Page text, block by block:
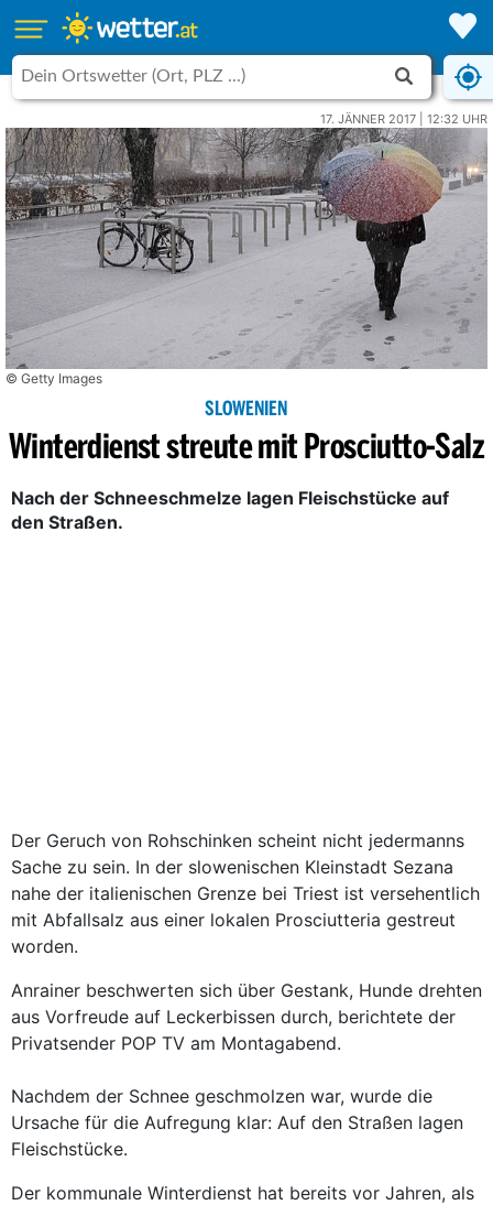
17. JÄNNER 2017 | 12:32 UHR
© Getty Images
SLOWENIEN
Winterdienst streute mit Prosciutto-Salz
Nach der Schneeschmelze lagen Fleischstücke auf
den Straßen.
Der Geruch von Rohschinken scheint nicht jedermanns
Sache zu sein. In der slowenischen Kleinstadt Sezana
nahe der italienischen Grenze bei Triest ist versehentlich
mit Abfallsalz aus einer lokalen Prosciutteria gestreut
worden.
Anrainer beschwerten sich über Gestank, Hunde drehten
aus Vorfreude auf Leckerbissen durch, berichtete der
Privatsender POP TV am Montagabend.
Nachdem der Schnee geschmolzen war, wurde die
Ursache für die Aufregung klar: Auf den Straßen lagen
Fleischstücke.
Der kommunale Winterdienst hat bereits vor Jahren, als